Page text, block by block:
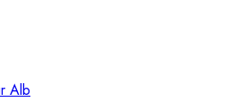
Alb